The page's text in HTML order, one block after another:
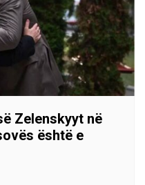
Zelenskyyt në
është e